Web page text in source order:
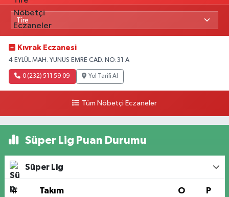
Kıvrak Eczanesi
4 EYLÜL MAH. YUNUS EMRE CAD. NO:31 A
0 (232) 511 59 09 Yol Tarifi Al
Tüm Nöbetçi Eczaneler
Süper Lig Puan Durumu
Süper Lig
# Takım O P